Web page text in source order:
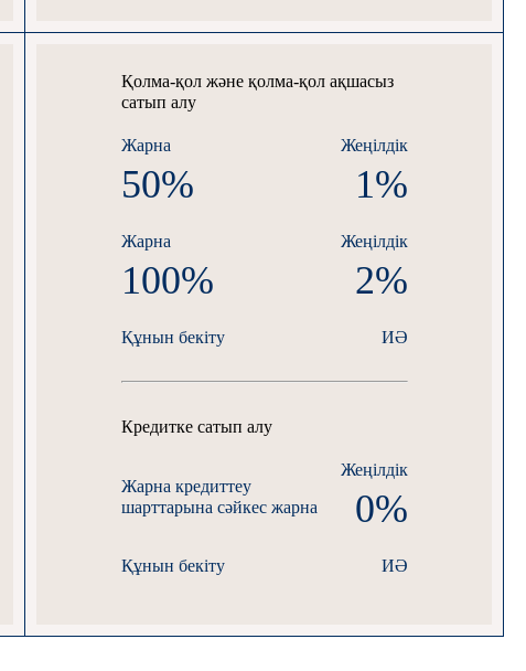
Қолма-қол және қолма-қол ақшасыз
сатып алу
Жарна
50%
Жеңілдік
1%
Жарна
100%
Жеңілдік
2%
Құнын бекіту ИӘ
Кредитке сатып алу
Жарна кредиттеу
шарттарына сәйкес жарна
Жеңілдік
0%
Құнын бекіту ИӘ